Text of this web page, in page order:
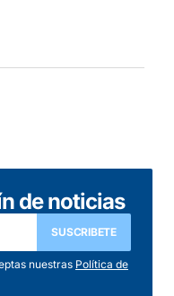
no será
están
de noticias
SUSCRIBETE
nuestras Política de